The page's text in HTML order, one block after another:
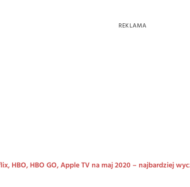
HBO, HBO GO, Apple TV na maj 2020 – najbardziej